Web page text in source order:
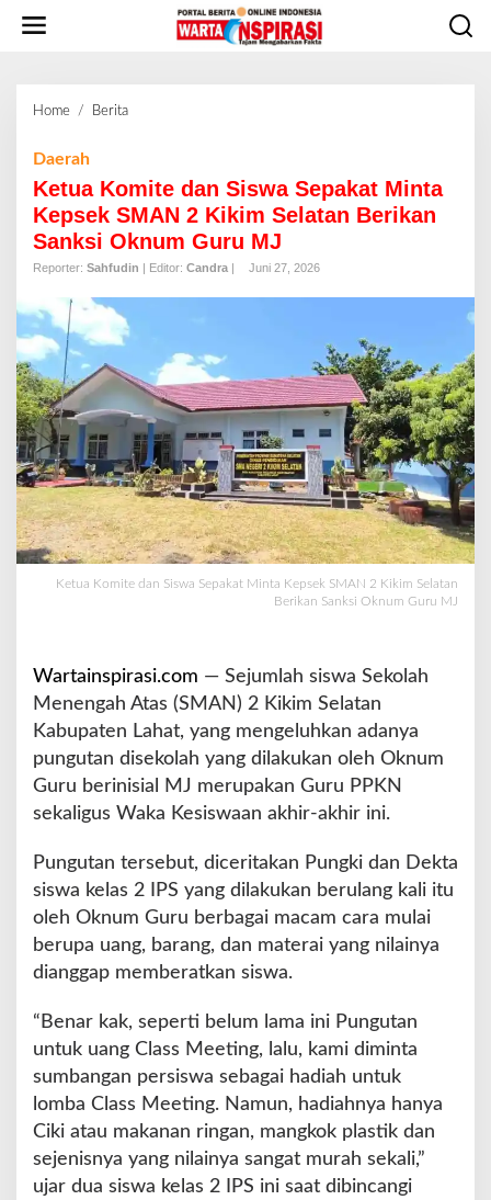
Home / Berita
a
K
o
m
e
a
n
S
s
w
a
S
e
M
n
t
a
K
e
s
k
S
M
A
K
i
k
i
S
e
l
Daerah
Ketua Komite dan Siswa Sepakat Minta
Kepsek SMAN 2 Kikim Selatan Berikan
Sanksi Oknum Guru MJ
Reporter: Sahfudin | Editor: Candra | Juni 27, 2026
Ketua Komite dan Siswa Sepakat Minta Kepsek SMAN 2 Kikim Selatan
Berikan Sanksi Oknum Guru MJ
Wartainspirasi.com — Sejumlah siswa Sekolah
Menengah Atas (SMAN) 2 Kikim Selatan
Kabupaten Lahat, yang mengeluhkan adanya
pungutan disekolah yang dilakukan oleh Oknum
Guru berinisial MJ merupakan Guru PPKN
sekaligus Waka Kesiswaan akhir-akhir ini.
Pungutan tersebut, diceritakan Pungki dan Dekta
siswa kelas 2 IPS yang dilakukan berulang kali itu
oleh Oknum Guru berbagai macam cara mulai
berupa uang, barang, dan materai yang nilainya
dianggap memberatkan siswa.
“Benar kak, seperti belum lama ini Pungutan
untuk uang Class Meeting, lalu, kami diminta
sumbangan persiswa sebagai hadiah untuk
lomba Class Meeting. Namun, hadiahnya hanya
Ciki atau makanan ringan, mangkok plastik dan
sejenisnya yang nilainya sangat murah sekali,”
ujar dua siswa kelas 2 IPS ini saat dibincangi